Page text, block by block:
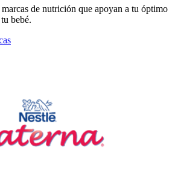
de nutrición que apoyan a tu óptimo
bebé.